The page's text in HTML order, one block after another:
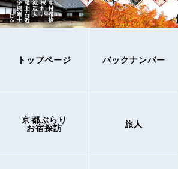
トップページ バックナンバー
京都ぶらり
お宿探訪
旅人